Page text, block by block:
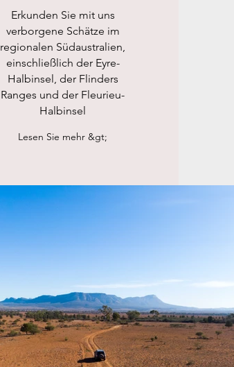
Erkunden Sie mit uns
verborgene Schätze im
regionalen Südaustralien,
einschließlich der Eyre-
Halbinsel, der Flinders
Ranges und der Fleurieu-
Halbinsel
Lesen Sie mehr &gt;